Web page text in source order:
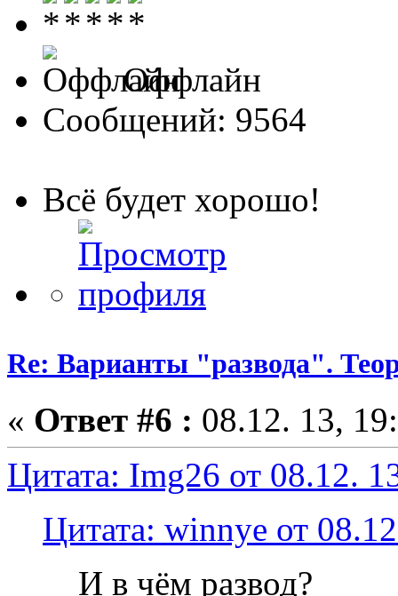
Оффлайн
Сообщений: 9564
Всё будет хорошо!
Re: Варианты "развода".
« Ответ #6 : 08.12. 13,
Цитата: Img26 от 08.12.
Цитата: winnye от
И в чём развод?